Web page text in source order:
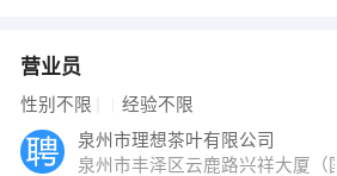
营业员
性别不限 经验不限
泉州市理想茶叶有限公司
泉州市丰泽区云鹿路兴祥大厦